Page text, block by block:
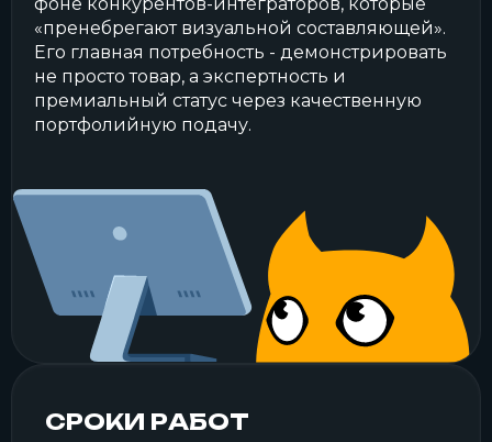
«пренебрегают визуальной составляющей».
Его главная потребность - демонстрировать
не просто товар, а экспертность и
премиальный статус через качественную
портфолийную подачу.
СРОКИ РАБОТ